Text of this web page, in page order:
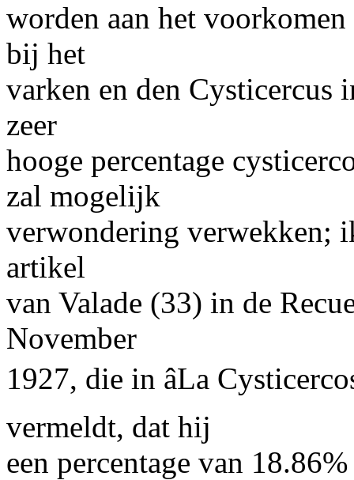
worden aan het
bij het
varken en den Cysticercus
zeer
hooge percentage
zal mogelijk
verwondering verwekken;
artikel
van Valade (33) in de
November
1927, die in âLa
vermeldt, dat hij
een percentage van